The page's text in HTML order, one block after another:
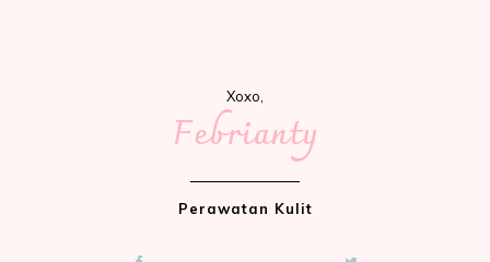
Xoxo,
Febrianty
Perawatan Kulit